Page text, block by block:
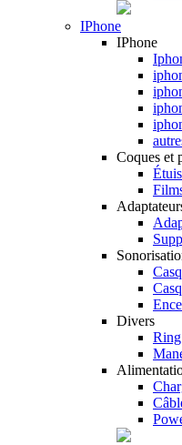
IPhone
IPhone
Coques et
Divers